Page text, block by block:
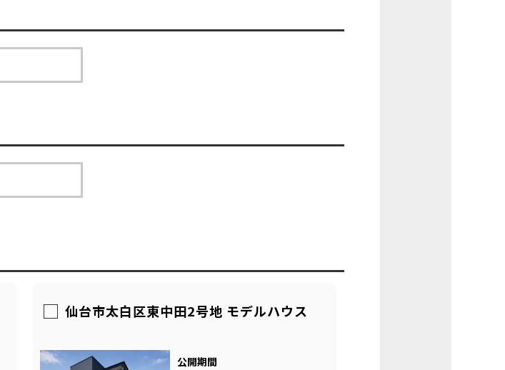
仙台市太白区東中田2号地 モデルハウス
公開期間